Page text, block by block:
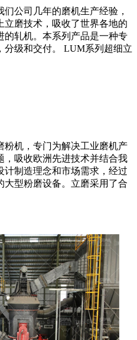
公司几年的磨机生产经验，
立磨技术，吸收了世界各地的
的轧机。本系列产品是一种专
分级和交付。 LUM系列超细立
粉机，专门为解决工业磨机产
，吸收欧洲先进技术并结合我
计制造理念和市场需求，经过
大型粉磨设备。立磨采用了合